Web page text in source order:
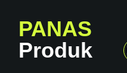
PANAS
Produk